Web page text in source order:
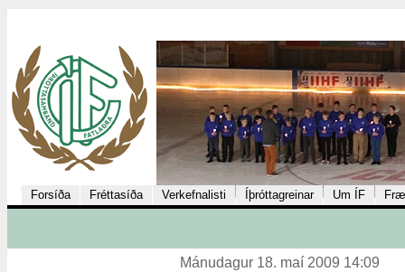
Forsíða Fréttasíða Verkefnalisti Íþróttagreinar Um ÍF
Mánudagur 18. maí 2009 14:09